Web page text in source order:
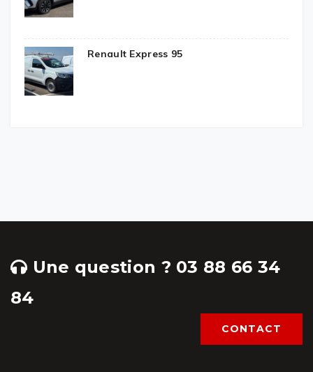
Renault Express 95
Une question ? 03 88 66 34
84
CONTACT